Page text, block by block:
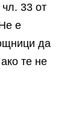
33 от
е
да
те не